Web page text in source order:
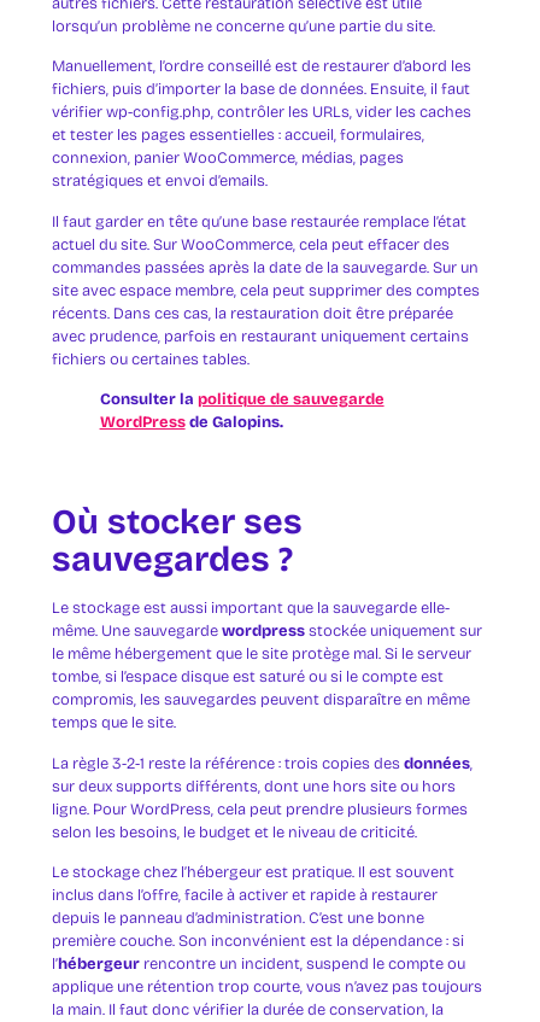
lorsqu’un problème ne concerne qu’une partie du site.
Manuellement, l’ordre conseillé est de restaurer d’abord les
fichiers, puis d’importer la base de données. Ensuite, il faut
vérifier wp-config.php, contrôler les URLs, vider les caches
et tester les pages essentielles : accueil, formulaires,
connexion, panier WooCommerce, médias, pages
stratégiques et envoi d’emails.
Il faut garder en tête qu’une base restaurée remplace l’état
actuel du site. Sur WooCommerce, cela peut effacer des
commandes passées après la date de la sauvegarde. Sur un
site avec espace membre, cela peut supprimer des comptes
récents. Dans ces cas, la restauration doit être préparée
avec prudence, parfois en restaurant uniquement certains
fichiers ou certaines tables.
Consulter la politique de sauvegarde
WordPressde Galopins.
Où stocker ses
sauvegardes ?
Le stockage est aussi important que la sauvegarde elle-
même. Une sauvegardewordpressstockée uniquement sur
le même hébergement que le site protège mal. Si le serveur
tombe, si l’espace disque est saturé ou si le compte est
compromis, les sauvegardes peuvent disparaître en même
temps que le site.
La règle 3-2-1 reste la référence : trois copies desdonnées,
sur deux supports différents, dont une hors site ou hors
ligne. Pour WordPress, cela peut prendre plusieurs formes
selon les besoins, le budget et le niveau de criticité.
Le stockage chez l’hébergeur est pratique. Il est souvent
inclus dans l’offre, facile à activer et rapide à restaurer
depuis le panneau d’administration. C’est une bonne
première couche. Son inconvénient est la dépendance : si
l’hébergeurrencontre un incident, suspend le compte ou
applique une rétention trop courte, vous n’avez pas toujours
la main. Il faut donc vérifier la durée de conservation, la